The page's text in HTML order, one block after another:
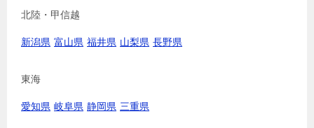
北陸・甲信越
新潟県 富山県 福井県 山梨県 長野県
東海
愛知県 岐阜県 静岡県 三重県